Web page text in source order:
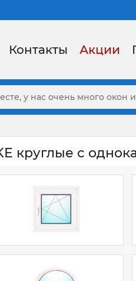
Контакты Акции
круглые с